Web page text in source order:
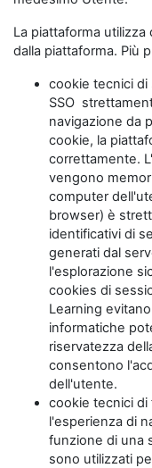
La piattaforma
dalla piattaforma. Più
cookie tecnici
SSO
navigazione da
cookie, la
correttamente.
vengono
computer
browser) è
identificativi di
generati dal
l'esplorazione
cookies di
Learning
informatiche
riservatezza
consentono
dell'utente.
cookie tecnici di
l'esperienza di
funzione di una
sono utilizzati